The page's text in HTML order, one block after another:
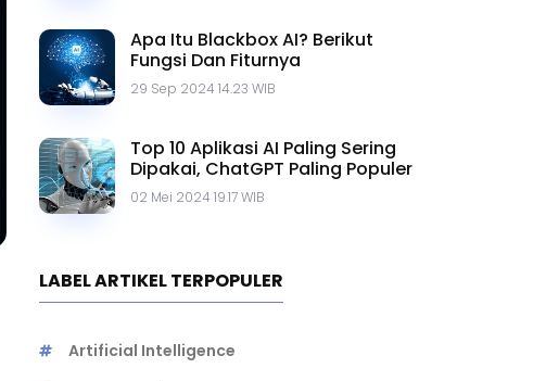
Apa Itu Blackbox AI? Berikut
Fungsi Dan Fiturnya
29 Sep 2024 14.23 WIB
Top 10 Aplikasi AI Paling Sering
Dipakai, ChatGPT Paling Populer
02 Mei 2024 19.17 WIB
LABEL ARTIKEL TERPOPULER
Artificial Intelligence